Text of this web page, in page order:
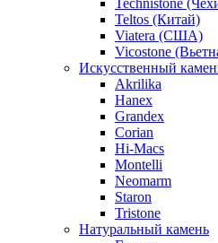
Technistone
Teltos (Китай)
Viatera (США)
Vicostone
Искусственный
Akrilika
Hanex
Grandex
Corian
Hi-Macs
Montelli
Neomarm
Staron
Tristone
Натуральный камень